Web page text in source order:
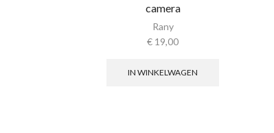
camera
Rany
€ 19,00
IN WINKELWAGEN